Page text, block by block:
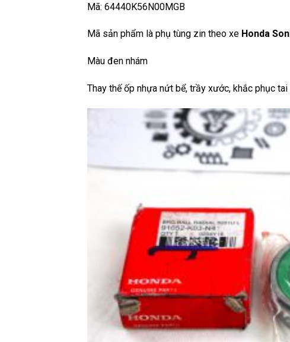
Mã: 64440K56N00MGB
Mã sản phẩm là phụ tùng zin theo xe Honda
Màu đen nhám
Thay thế ốp nhựa nứt bể, trầy xước, khắc phục